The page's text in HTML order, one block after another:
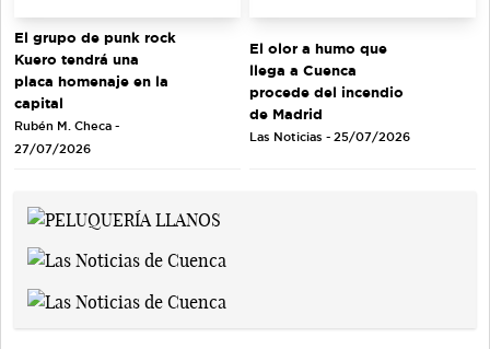
El grupo de punk rock
Kuero tendrá una
placa homenaje en la
capital
Rubén M. Checa -
27/07/2026
El olor a humo que
llega a Cuenca
procede del incendio
de Madrid
Las Noticias - 25/07/2026